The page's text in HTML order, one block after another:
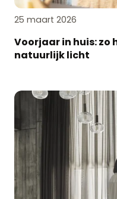
25 maart 2026
Voorjaar in huis: zo
natuurlijk licht
Kies
vorm
én
functie
met
Iso